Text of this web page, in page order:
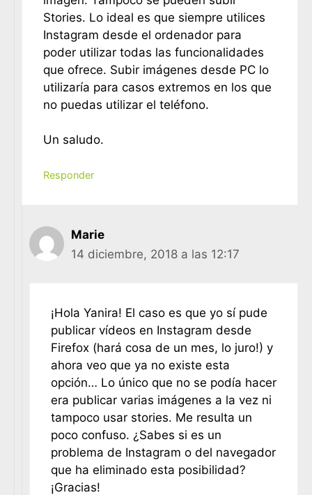
Stories. Lo ideal es que siempre utilices
Instagram desde el ordenador para
poder utilizar todas las funcionalidades
que ofrece. Subir imágenes desde PC lo
utilizaría para casos extremos en los que
no puedas utilizar el teléfono.
Un saludo.
Responder
Marie
14 diciembre, 2018 a las 12:17
¡Hola Yanira! El caso es que yo sí pude
publicar vídeos en Instagram desde
Firefox (hará cosa de un mes, lo juro!) y
ahora veo que ya no existe esta
opción… Lo único que no se podía hacer
era publicar varias imágenes a la vez ni
tampoco usar stories. Me resulta un
poco confuso. ¿Sabes si es un
problema de Instagram o del navegador
que ha eliminado esta posibilidad?
¡Gracias!